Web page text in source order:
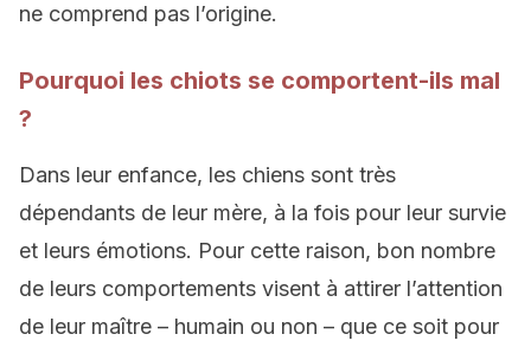
ne comprend pas l’origine.
Pourquoi les chiots se comportent-ils mal
?
Dans leur enfance, les chiens sont très
dépendants de leur mère, à la fois pour leur survie
et leurs émotions. Pour cette raison, bon nombre
de leurs comportements visent à attirer l’attention
de leur maître – humain ou non – que ce soit pour